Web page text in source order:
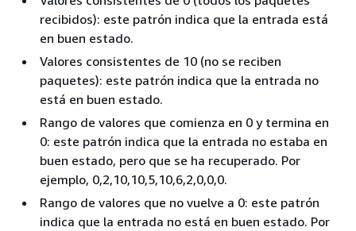
recibidos): este patrón indica que la entrada está
en buen estado.
Valores consistentes de 10 (no se reciben
paquetes): este patrón indica que la entrada no
está en buen estado.
Rango de valores que comienza en 0 y termina en
0: este patrón indica que la entrada no estaba en
buen estado, pero que se ha recuperado. Por
ejemplo, 0,2,10,10,5,10,6,2,0,0,0.
Rango de valores que no vuelve a 0: este patrón
indica que la entrada no está en buen estado. Por